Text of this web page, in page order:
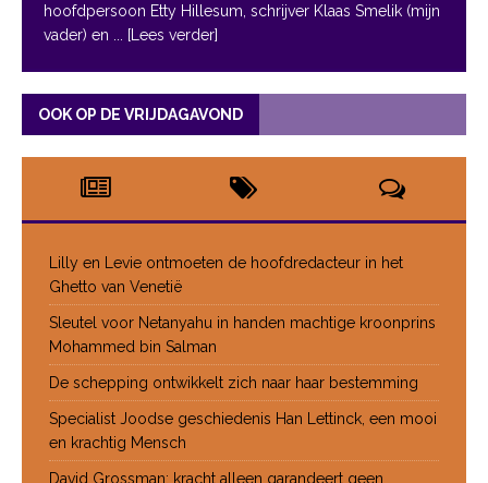
hoofdpersoon Etty Hillesum, schrijver Klaas Smelik (mijn
vader) en
... [Lees verder]
OOK OP DE VRIJDAGAVOND
Lilly en Levie ontmoeten de hoofdredacteur in het
Ghetto van Venetië
Sleutel voor Netanyahu in handen machtige kroonprins
Mohammed bin Salman
De schepping ontwikkelt zich naar haar bestemming
Specialist Joodse geschiedenis Han Lettinck, een mooi
en krachtig Mensch
David Grossman: kracht alleen garandeert geen